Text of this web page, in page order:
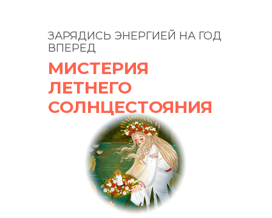
МИСТЕРИЯ
ЛЕТНЕГО
СОЛНЦЕСТОЯНИЯ
ЗАРЯДИСЬ ЭНЕРГИЕЙ НА ГОД
ВПЕРЕД